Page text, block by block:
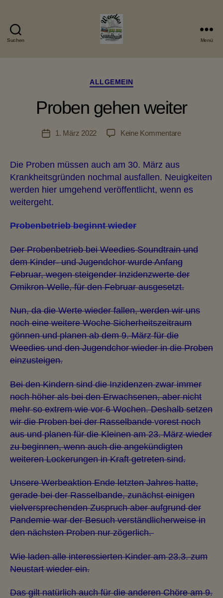
Suchen Menü
Kategorien
ALLGEMEIN
Proben gehen weiter
Veröffentlichungsdatum
1. März 2022 Keine Kommentarezu
Die Proben müssen auch am 30. März aus
Krankheitsgründen nochmal ausfallen. Neuigkeiten
werden hier umgehend veröffentlicht, wenn es
weitergeht.
Probenbetrieb beginnt wieder
Der Probenbetrieb bei Weedies Soundtrain und
dem Kinder- und Jugendchor wurde Anfang
Februar, wegen steigender Inzidenzwerte der
Omikron-Welle, für den Februar ausgesetzt.
Nun, da die Werte wieder fallen, werden wir uns
noch eine weitere Woche Sicherheitszeitraum
gönnen und planen ab dem 9. März für die
Weedies und den Jugendchor wieder in die Proben
einzusteigen.
Bei den Kindern sind die Inzidenzen zwar immer
noch höher als bei den Erwachsenen, aber nicht
mehr so extrem wie vor 6 Wochen. Deshalb setzen
wir die Proben bei der Rasselbandevorest noch
aus und planen für die Kleinen am 23. März wieder
zu beginnen, wenn auch die angekündigten
weiteren Lockerungen in Kraft getreten sind.
Unsere Werbeaktion Ende letzten Jahres hatte,
gerade bei der Rasselbande, zunächst einigen
vielversprechenden Zuspruch aber aufgrund der
Pandemie war der Besuch verständlicherweise in
den nächsten Proben nur zögerlich.
Wie laden alle interessierten Kinder am 23.3. zum
Neustart wieder ein.
Das gilt natürlich auch für die anderen Chöre am 9.